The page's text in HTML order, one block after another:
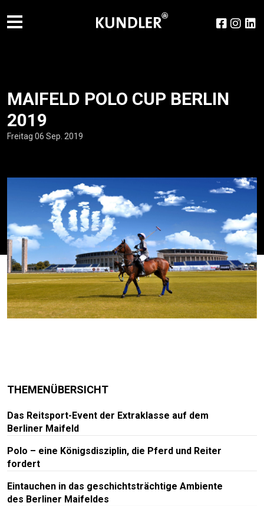
MAIFELD POLO CUP BERLIN
2019
Freitag 06 Sep. 2019
THEMENÜBERSICHT
Das Reitsport-Event der Extraklasse auf dem
Berliner Maifeld
Polo – eine Königsdisziplin, die Pferd und Reiter
fordert
Eintauchen in das geschichtsträchtige Ambiente
des Berliner Maifeldes